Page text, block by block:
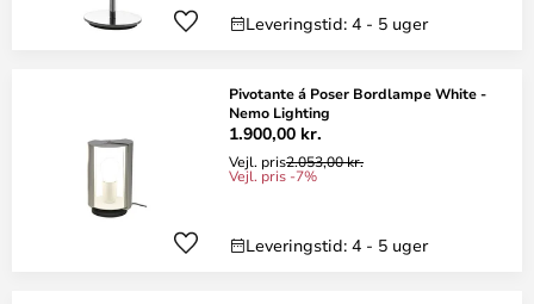
Leveringstid: 4 - 5 uger
Pivotante á Poser Bordlampe White -
Nemo Lighting
1.900,00 kr.
Vejl. pris2.053,00 kr.
Vejl. pris -7%
Leveringstid: 4 - 5 uger